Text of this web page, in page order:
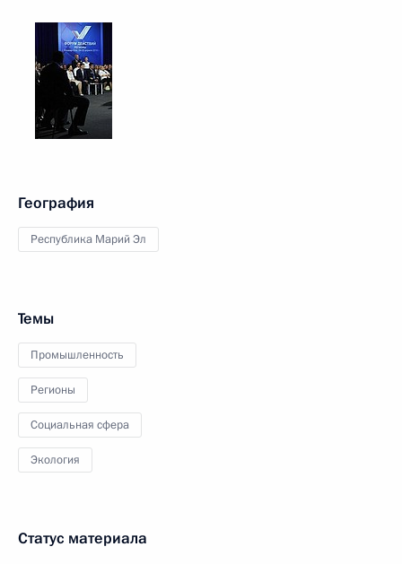
География
Республика Марий Эл
Темы
Промышленность
Регионы
Социальная сфера
Экология
Статус материала